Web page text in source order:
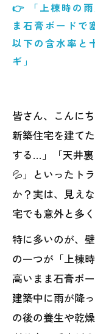
👉 「上棟時の
ま石膏ボードで
以下の含水率と
ギ」
皆さん、こんに
新築住宅を建て
する…」「天井
💦」といったト
か？実は、見え
宅でも意外と多
特に多いのが、
の一つが「上棟
高いまま石膏ボ
建築中に雨が降
の後の養生や乾